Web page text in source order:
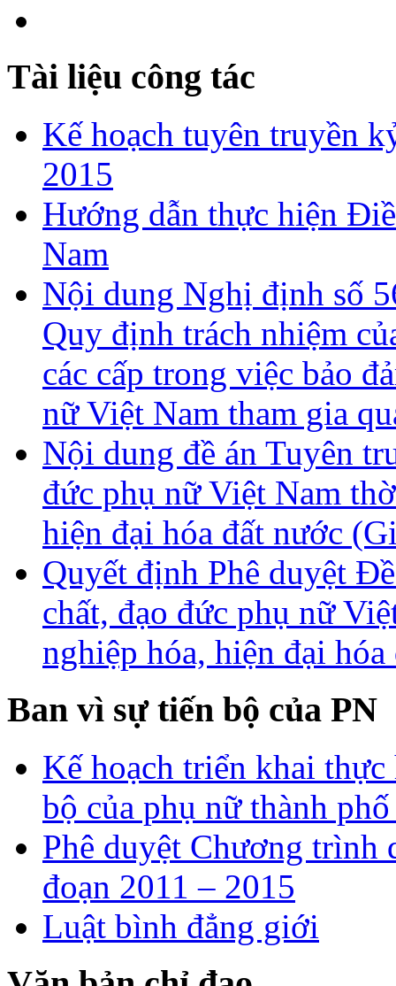
Tài liệu công tác
Kế hoạch tuyên truyền
2015
Hướng dẫn thực hiện
Nam
Nội dung Nghị định số
Quy định trách nhiệm
các cấp trong việc bảo
nữ Việt Nam tham gia
Nội dung đề án Tuyên
đức phụ nữ Việt Nam
hiện đại hóa đất nước
Quyết định Phê duyệt
chất, đạo đức phụ nữ
nghiệp hóa, hiện đại
Ban vì sự tiến bộ của PN
Kế hoạch triển khai
bộ của phụ nữ thành
Phê duyệt Chương
đoạn 2011 – 2015
Luật bình đẳng giới